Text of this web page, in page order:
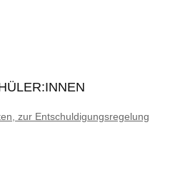
zur Entschuldigungsregelung